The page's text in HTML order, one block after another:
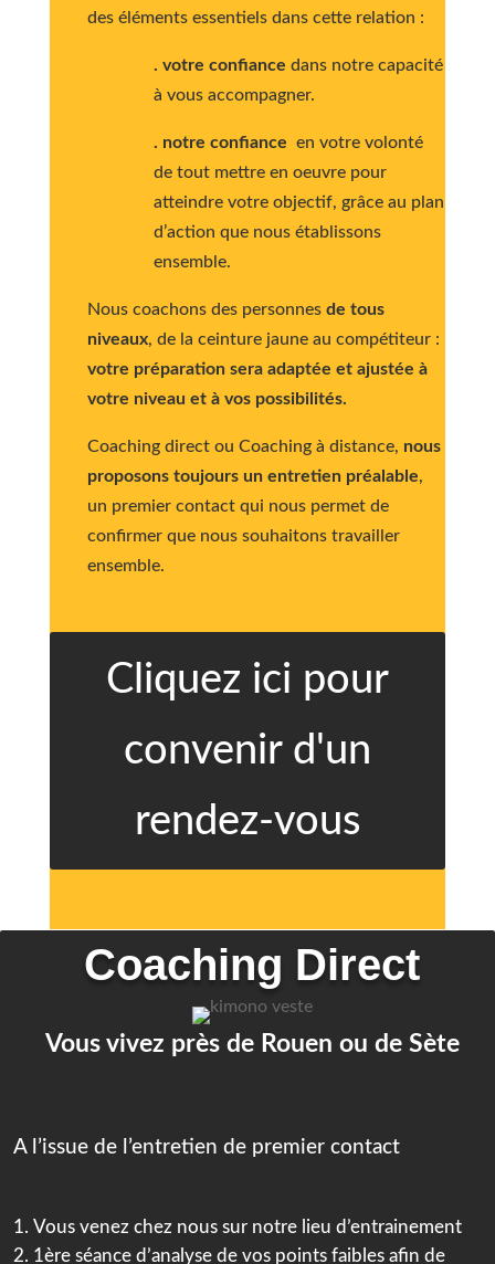
des éléments essentiels dans cette relation :
. votre confiance dans notre capacité
à vous accompagner.
. notre confiance en votre volonté
de tout mettre en oeuvre pour
atteindre votre objectif, grâce au plan
d’action que nous établissons
ensemble.
Nous coachons des personnes de tous
niveaux, de la ceinture jaune au compétiteur :
votre préparation sera adaptée et ajustée à
votre niveau et à vos possibilités.
Coaching direct ou Coaching à distance, nous
proposons toujours un entretien préalable,
un premier contact qui nous permet de
confirmer que nous souhaitons travailler
ensemble.
Cliquez ici pour
convenir d'un
rendez-vous
Coaching Direct
Vous vivez près de Rouen ou de Sète
A l’issue de l’entretien de premier contact
Vous venez chez nous sur notre lieu d’entrainement
1ère séance d’analyse de vos points faibles afin de